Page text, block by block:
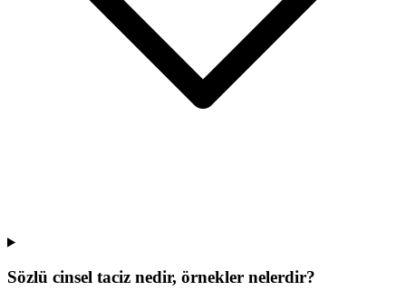
Sözlü cinsel taciz nedir, örnekler nelerdir?